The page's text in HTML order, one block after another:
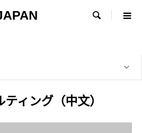

ティング（中文）